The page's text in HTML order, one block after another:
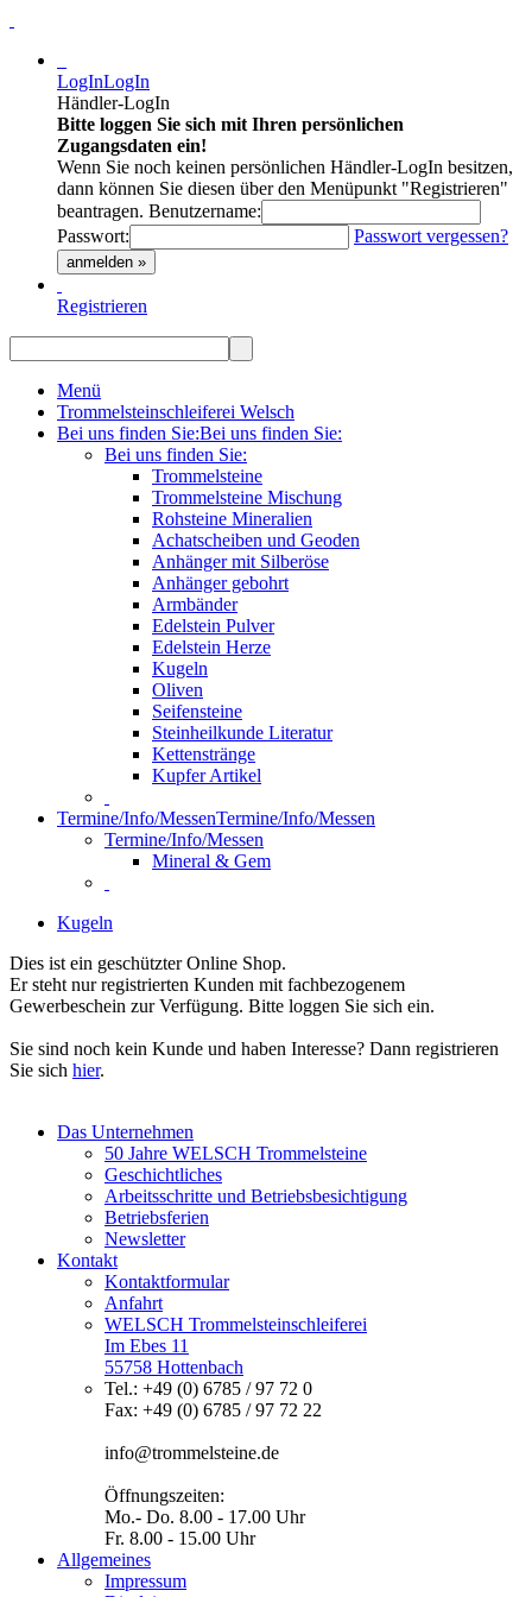
LogInLogIn
Händler-LogIn
Bitte loggen Sie sich mit Ihren persönlichen
Zugangsdaten ein!
Wenn Sie noch keinen persönlichen Händler-LogIn besitzen,
dann können Sie diesen über den Menüpunkt "Registrieren"
beantragen. Benutzername:
Passwort:
Passwort vergessen?
anmelden »
Registrieren
Menü
Trommelsteinschleiferei Welsch
Bei uns finden Sie:Bei uns finden Sie:
Bei uns finden Sie:
Trommelsteine
Trommelsteine Mischung
Rohsteine Mineralien
Achatscheiben und Geoden
Anhänger mit Silberöse
Anhänger gebohrt
Armbänder
Edelstein Pulver
Edelstein Herze
Kugeln
Oliven
Seifensteine
Steinheilkunde Literatur
Kettenstränge
Kupfer Artikel
Termine/Info/MessenTermine/Info/Messen
Termine/Info/Messen
Mineral & Gem
Kugeln
Dies ist ein geschützter Online Shop.
Er steht nur registrierten Kunden mit fachbezogenem
Gewerbeschein zur Verfügung. Bitte loggen Sie sich ein.
Sie sind noch kein Kunde und haben Interesse? Dann registrieren
Sie sich hier.
Das Unternehmen
50 Jahre WELSCH Trommelsteine
Geschichtliches
Arbeitsschritte und Betriebsbesichtigung
Betriebsferien
Newsletter
Kontakt
Kontaktformular
Anfahrt
WELSCH Trommelsteinschleiferei
Im Ebes 11
55758 Hottenbach
Tel.: +49 (0) 6785 / 97 72 0
Fax: +49 (0) 6785 / 97 72 22
info@trommelsteine.de
Öffnungszeiten:
Mo.- Do. 8.00 - 17.00 Uhr
Fr. 8.00 - 15.00 Uhr
Allgemeines
Impressum